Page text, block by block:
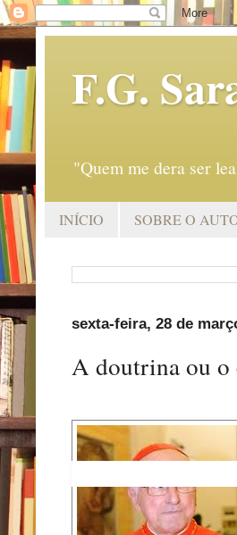
F.G.
"Quem me dera ser
INÍCIO SOBRE O
sexta-feira, 28 de
A doutrina ou o